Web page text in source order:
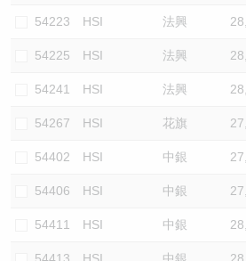
54223 HSI 法興
54225 HSI 法興
54241 HSI 法興
54267 HSI 花旗
54402 HSI 中銀
54406 HSI 中銀
54411 HSI 中銀